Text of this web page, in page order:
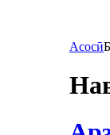
Асосӣ